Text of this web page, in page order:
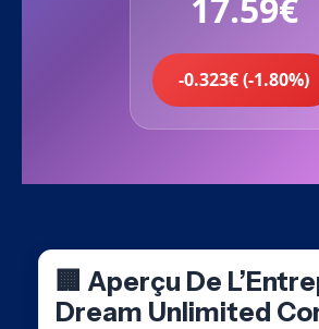
-0.323€ (-1.80%)
🏢 Aperçu De
Dream Unlimited